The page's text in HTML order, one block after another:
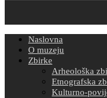
Naslovna
O muzeju
Zbirke
Arheološka
Etnografska
Kulturno-